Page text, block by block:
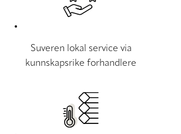
Suveren lokal service via
kunnskapsrike forhandlere